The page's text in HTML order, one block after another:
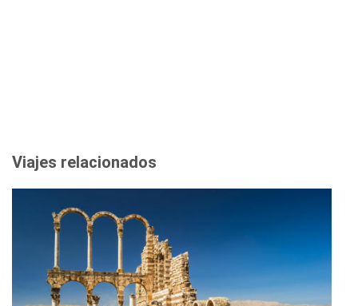
Viajes relacionados